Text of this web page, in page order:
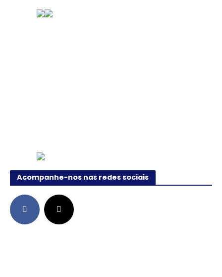
Acompanhe-nos nas redes sociais